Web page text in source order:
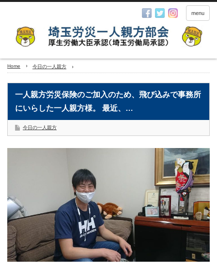
menu
Home 今日の一人親方
一人親方労災保険のご加入のため、飛び込みで事務所
にいらした一人親方様。 最近、…
今日の一人親方